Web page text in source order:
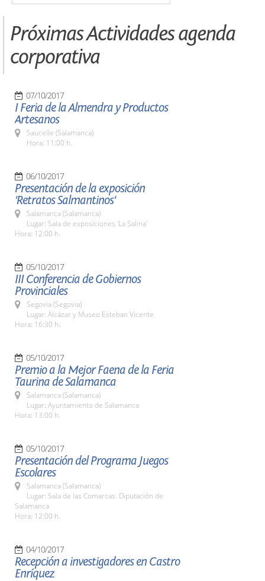
Próximas Actividades agenda
corporativa
07/10/2017
I Feria de la Almendra y Productos
Artesanos
Saucelle (Salamanca)
Hora: 11:00 h.
06/10/2017
Presentación de la exposición
'Retratos Salmantinos'
Salamanca (Salamanca)
Lugar: Sala de exposiciones 'La Salina'
Hora: 12:00 h.
05/10/2017
III Conferencia de Gobiernos
Provinciales
Segovia (Segovia)
Lugar: Alcázar y Museo Esteban Vicente
Hora: 16:30 h.
05/10/2017
Premio a la Mejor Faena de la Feria
Taurina de Salamanca
Salamanca (Salamanca)
Lugar: Ayuntamiento de Salamanca
Hora: 13:00 h.
05/10/2017
Presentación del Programa Juegos
Escolares
Salamanca (Salamanca)
Lugar: Sala de las Comarcas. Diputación de
Salamanca
Hora: 12:00 h.
04/10/2017
Recepción a investigadores en Castro
Enríquez